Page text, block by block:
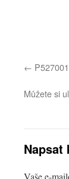
Můžete si
Napsat
Vaše e-